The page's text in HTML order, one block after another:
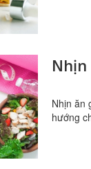
Nhịn ăn
hướng